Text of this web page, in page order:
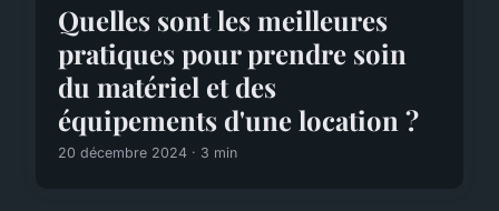
Quelles sont les meilleures
pratiques pour prendre soin
du matériel et des
équipements d'une location ?
20 décembre 2024 · 3 min